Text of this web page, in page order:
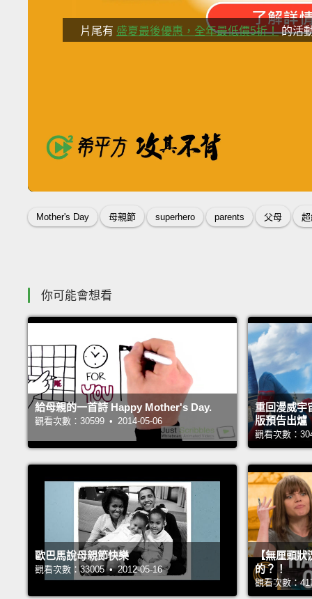
片尾有 盛夏最後優惠，全年最低價5折！的活
一個學習專利，學會天下英文
Mother's Day 母親節 superhero parents 父母
你可能會想看
給母親的一首詩 Happy Mother's Day.
觀看次數：30599 • 2014-05-06
重回漫威宇
版預告出爐
觀看次數：
歐巴馬說母親節快樂
觀看次數：33005 • 2012-05-16
【無厘頭狀
的？！
觀看次數：